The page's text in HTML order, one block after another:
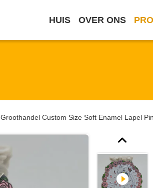
HUIS OVER ONS
Groothandel Custom Size Soft Enamel Lapel